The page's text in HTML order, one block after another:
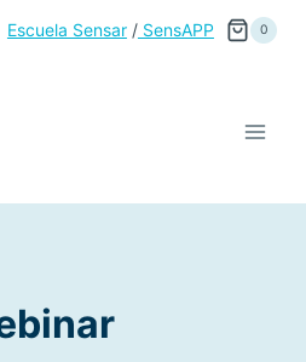
Escuela Sensar/SensAPP 0